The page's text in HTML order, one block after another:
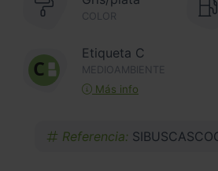
COLOR
Etiqueta C
MEDIOAMBIENTE
Más info
Referencia: